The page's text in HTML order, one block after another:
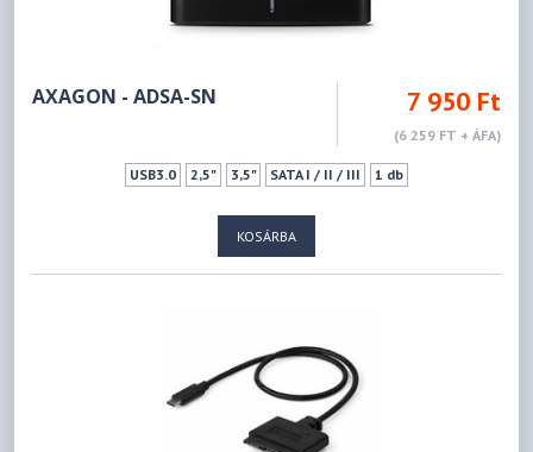
AXAGON - ADSA-SN 7 950 Ft
(6 259 FT + ÁFA)
USB3.0 2,5" 3,5" SATA I / II / III 1 db
KOSÁRBA